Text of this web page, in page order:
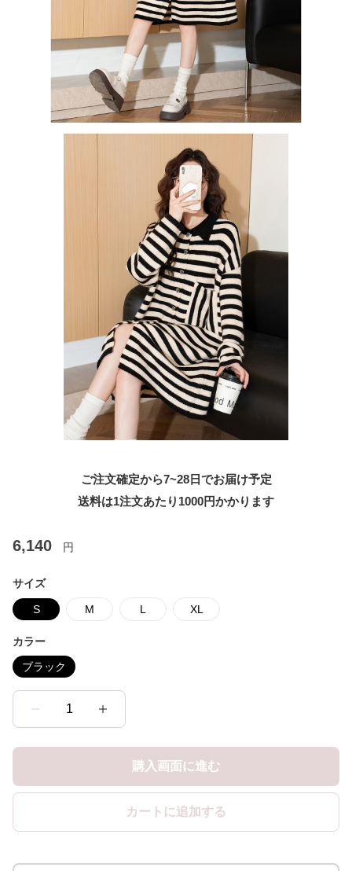
ご注文確定から7~28日でお届け予定
送料は1注文あたり 1000円かかります
6,140 円
サイズ
S M L XL
カラー
ブラック
1
購入画面に進む
カートに追加する